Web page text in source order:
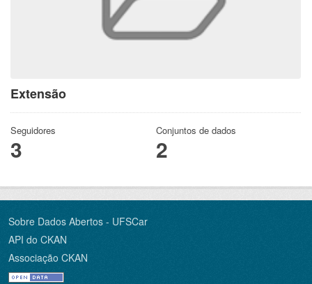
Extensão
Seguidores
3
Conjuntos de dados
2
Sobre Dados Abertos - UFSCar
API do CKAN
Associação CKAN